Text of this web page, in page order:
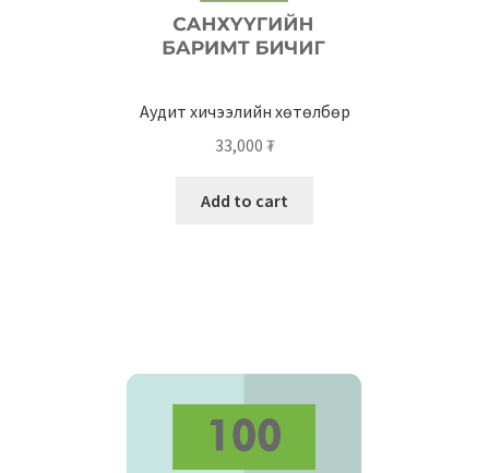
Аудит хичээлийн хөтөлбөр
33,000 ₮
Add to cart